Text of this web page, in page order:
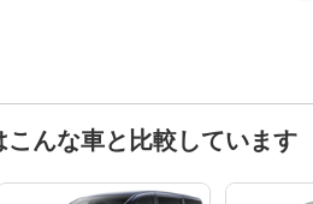
んな車と比較しています